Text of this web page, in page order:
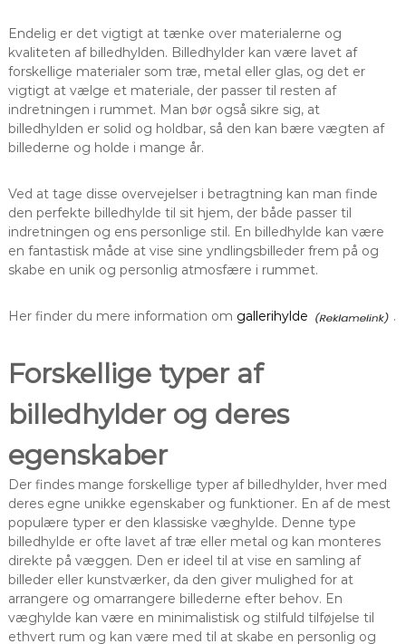
Endelig er det vigtigt at tænke over materialerne og
kvaliteten af billedhylden. Billedhylder kan være lavet af
forskellige materialer som træ, metal eller glas, og det er
vigtigt at vælge et materiale, der passer til resten af
indretningen i rummet. Man bør også sikre sig, at
billedhylden er solid og holdbar, så den kan bære vægten af
billederne og holde i mange år.
Ved at tage disse overvejelser i betragtning kan man finde
den perfekte billedhylde til sit hjem, der både passer til
indretningen og ens personlige stil. En billedhylde kan være
en fantastisk måde at vise sine yndlingsbilleder frem på og
skabe en unik og personlig atmosfære i rummet.
Her finder du mere information om gallerihylde .
Forskellige typer af
billedhylder og deres
egenskaber
Der findes mange forskellige typer af billedhylder, hver med
deres egne unikke egenskaber og funktioner. En af de mest
populære typer er den klassiske væghylde. Denne type
billedhylde er ofte lavet af træ eller metal og kan monteres
direkte på væggen. Den er ideel til at vise en samling af
billeder eller kunstværker, da den giver mulighed for at
arrangere og omarrangere billederne efter behov. En
væghylde kan være en minimalistisk og stilfuld tilføjelse til
ethvert rum og kan være med til at skabe en personlig og